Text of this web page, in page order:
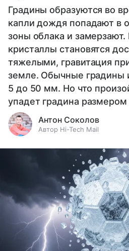
Градины образуются во
капли дождя попадают в
зоны облака и замерзают.
кристаллы становятся
тяжелыми, гравитация
земле. Обычные градины
5 до 50 мм. Но что
упадет градина
Антон Соколов
Автор Hi-Tech Mail